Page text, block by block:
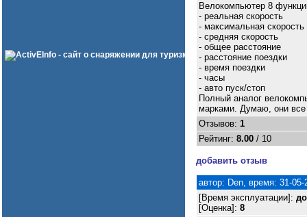
Велокомпьютер 8
- реальная скорость
- максимальная скорость
- средняя скорость
- общее расстояние
- расстояние поездки
- время поездки
- часы
- авто пуск/стоп
Полный аналог
марками. Думаю, они
Отзывов: 1
Рейтинг: 8.00/ 10
добавить отзыв
автор: Den, время: 31-05-
[Время эксплуатации]:
[Оценка]: 8